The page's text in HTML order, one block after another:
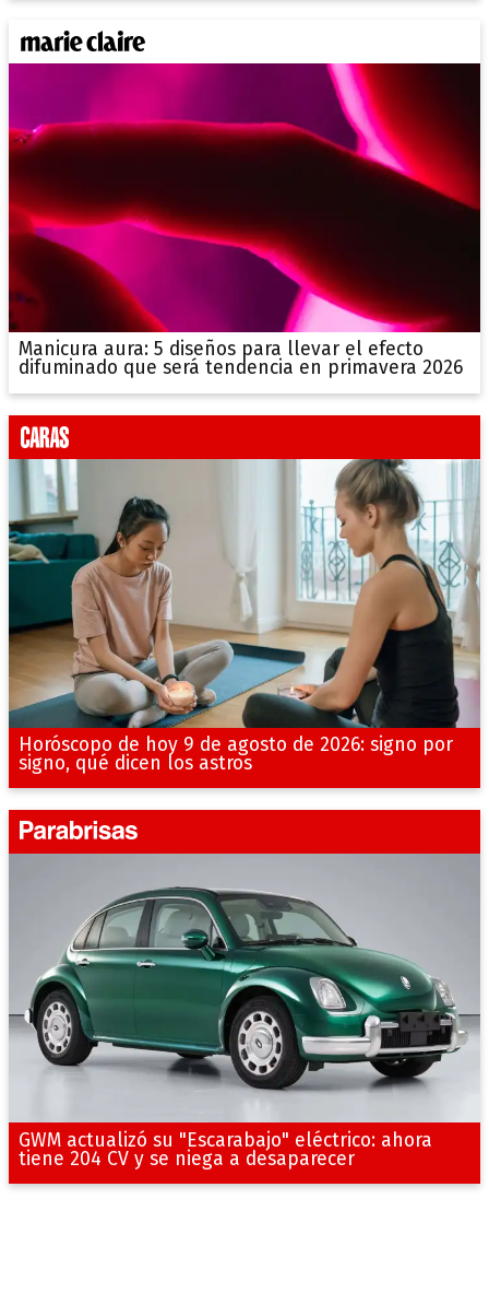
Manicura aura: 5 diseños para llevar el efecto
difuminado que será tendencia en primavera 2026
Horóscopo de hoy 9 de agosto de 2026: signo por
signo, qué dicen los astros
GWM actualizó su "Escarabajo" eléctrico: ahora
tiene 204 CV y se niega a desaparecer